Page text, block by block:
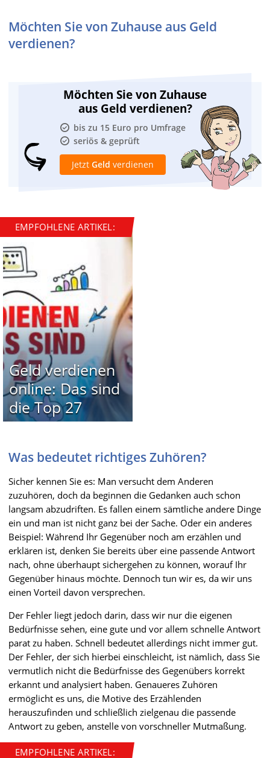
Möchten Sie von Zuhause aus Geld
verdienen?
Möchten Sie von Zuhause
aus Geld verdienen?
bis zu 15 Euro pro Umfrage
seriös & geprüft
Jetzt Geld verdienen
EMPFOHLENE ARTIKEL:
Geld verdienen
online: Das sind
die Top 27
Was bedeutet richtiges Zuhören?
Sicher kennen Sie es: Man versucht dem Anderen
zuzuhören, doch da beginnen die Gedanken auch schon
langsam abzudriften. Es fallen einem sämtliche andere Dinge
ein und man ist nicht ganz bei der Sache. Oder ein anderes
Beispiel: Während Ihr Gegenüber noch am erzählen und
erklären ist, denken Sie bereits über eine passende Antwort
nach, ohne überhaupt sichergehen zu können, worauf Ihr
Gegenüber hinaus möchte. Dennoch tun wir es, da wir uns
einen Vorteil davon versprechen.
Der Fehler liegt jedoch darin, dass wir nur die eigenen
Bedürfnisse sehen, eine gute und vor allem schnelle Antwort
parat zu haben. Schnell bedeutet allerdings nicht immer gut.
Der Fehler, der sich hierbei einschleicht, ist nämlich, dass Sie
vermutlich nicht die Bedürfnisse des Gegenübers korrekt
erkannt und analysiert haben. Genaueres Zuhören
ermöglicht es uns, die Motive des Erzählenden
herauszufinden und schließlich zielgenau die passende
Antwort zu geben, anstelle von vorschneller Mutmaßung.
EMPFOHLENE ARTIKEL: